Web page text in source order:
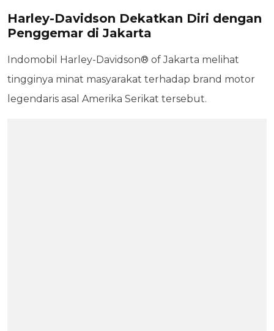
Harley-Davidson Dekatkan Diri dengan
Penggemar di Jakarta
Indomobil Harley-Davidson® of Jakarta melihat
tingginya minat masyarakat terhadap brand motor
legendaris asal Amerika Serikat tersebut.